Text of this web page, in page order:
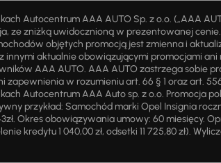
Autocentrum AAA AUTO Sp. z o.o. („AAA
zniżką uwidocznioną w prezentowanej
objętych promocją jest zmienna i
innymi aktualnie obowiązującymi promocjami
AAA AUTO. AAA AUTO zastrzega sobie
w rozumieniu art. 66 § 1 oraz art.
Autocentrum AAA Auto sp. z o.o. Promocja
przykład: Samochód marki Opel Insignia
Okres obowiązywania umowy: 60 miesięcy.
kredytu 1 040,00 zł, odsetki 11 725,80 zł).